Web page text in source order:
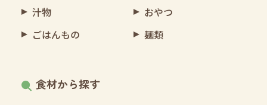
汁物
おやつ
ごはんもの
麺類
食材から探す